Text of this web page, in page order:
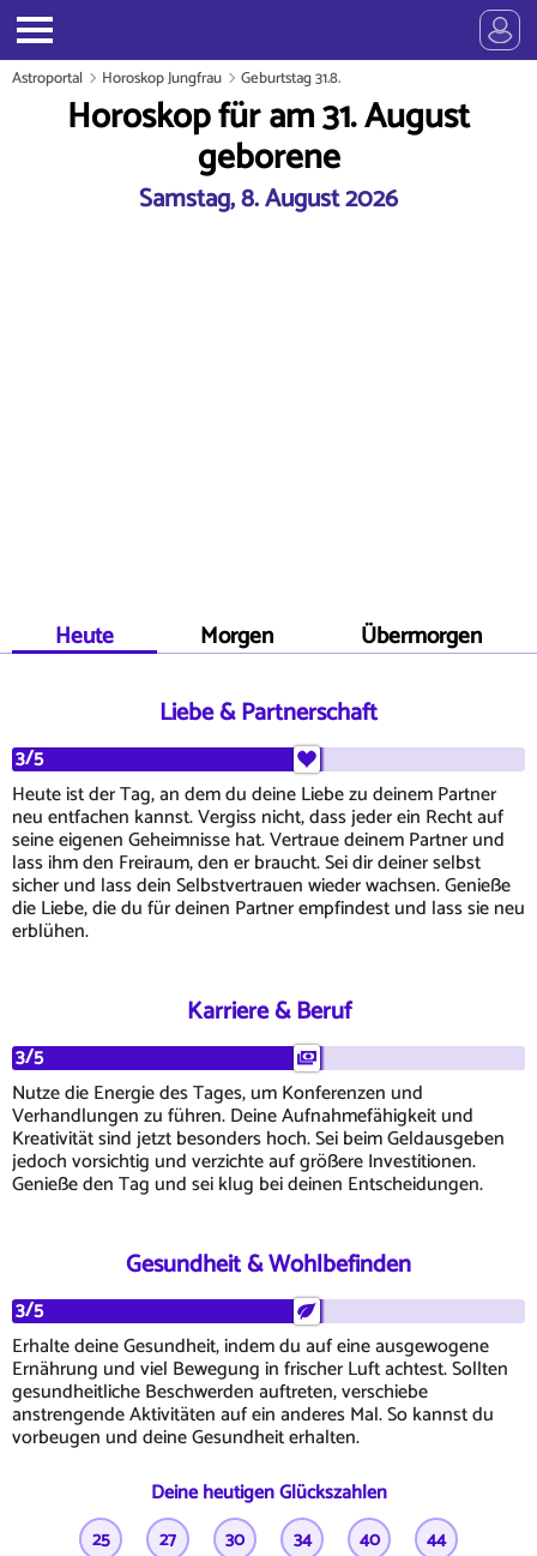
Astroportal Horoskop Jungfrau Geburtstag 31.8.
Horoskop für am 31. August
geborene
Samstag, 8. August 2026
Heute Morgen Übermorgen
Liebe & Partnerschaft
3/5
Heute ist der Tag, an dem du deine Liebe zu deinem Partner
neu entfachen kannst. Vergiss nicht, dass jeder ein Recht auf
seine eigenen Geheimnisse hat. Vertraue deinem Partner und
lass ihm den Freiraum, den er braucht. Sei dir deiner selbst
sicher und lass dein Selbstvertrauen wieder wachsen. Genieße
die Liebe, die du für deinen Partner empfindest und lass sie neu
erblühen.
Karriere & Beruf
3/5
Nutze die Energie des Tages, um Konferenzen und
Verhandlungen zu führen. Deine Aufnahmefähigkeit und
Kreativität sind jetzt besonders hoch. Sei beim Geldausgeben
jedoch vorsichtig und verzichte auf größere Investitionen.
Genieße den Tag und sei klug bei deinen Entscheidungen.
Gesundheit & Wohlbefinden
3/5
Erhalte deine Gesundheit, indem du auf eine ausgewogene
Ernährung und viel Bewegung in frischer Luft achtest. Sollten
gesundheitliche Beschwerden auftreten, verschiebe
anstrengende Aktivitäten auf ein anderes Mal. So kannst du
vorbeugen und deine Gesundheit erhalten.
Deine heutigen Glückszahlen
25 27 30 34 40 44